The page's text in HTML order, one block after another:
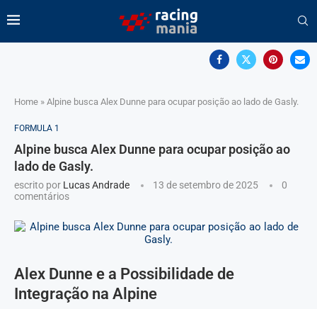
Home » Alpine busca Alex Dunne para ocupar posição ao lado de Gasly.
FORMULA 1
Alpine busca Alex Dunne para ocupar posição ao
lado de Gasly.
escrito por Lucas Andrade 13 de setembro de 2025
0
comentários
Alex Dunne e a Possibilidade de
Integração na Alpine